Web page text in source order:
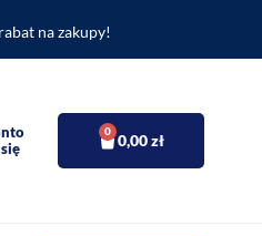
na zakupy!
0,00zł
0